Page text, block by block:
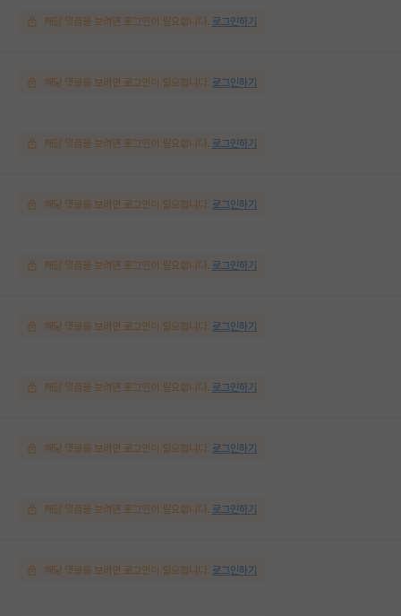
해당 댓글을 보려면 로그인이 필요합니다. 로그인하기
해당 댓글을 보려면 로그인이 필요합니다. 로그인하기
해당 댓글을 보려면 로그인이 필요합니다. 로그인하기
해당 댓글을 보려면 로그인이 필요합니다. 로그인하기
해당 댓글을 보려면 로그인이 필요합니다. 로그인하기
해당 댓글을 보려면 로그인이 필요합니다. 로그인하기
해당 댓글을 보려면 로그인이 필요합니다. 로그인하기
해당 댓글을 보려면 로그인이 필요합니다. 로그인하기
해당 댓글을 보려면 로그인이 필요합니다. 로그인하기
해당 댓글을 보려면 로그인이 필요합니다. 로그인하기